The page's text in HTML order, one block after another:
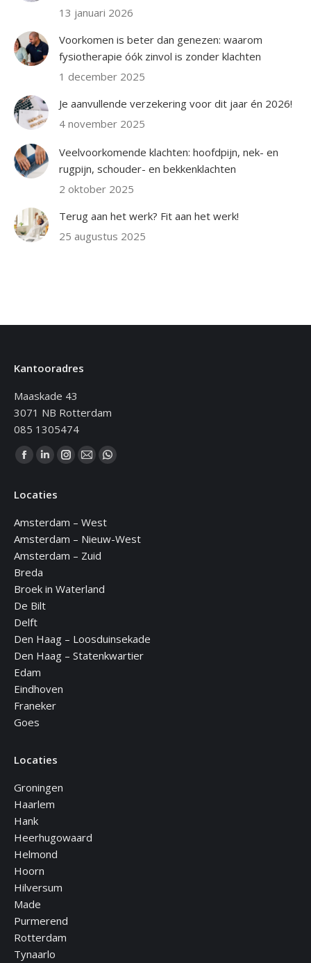
13 januari 2026
Voorkomen is beter dan genezen: waarom
fysiotherapie óók zinvol is zonder klachten
1 december 2025
Je aanvullende verzekering voor dit jaar én 2026!
4 november 2025
Veelvoorkomende klachten: hoofdpijn, nek- en
rugpijn, schouder- en bekkenklachten
2 oktober 2025
Terug aan het werk? Fit aan het werk!
25 augustus 2025
Kantooradres
Maaskade 43
3071 NB Rotterdam
085 1305474
Vind ons op:
Facebook
opens
new
window
Linkedin
opens
new
window
Instagram
new
window
Mail
in
new
window
WhatsApp
new
Locaties
Amsterdam – West
Amsterdam – Nieuw-West
Amsterdam – Zuid
Breda
Broek in Waterland
De Bilt
Delft
Den Haag – Loosduinsekade
Den Haag – Statenkwartier
Edam
Eindhoven
Franeker
Goes
Locaties
Groningen
Haarlem
Hank
Heerhugowaard
Helmond
Hoorn
Hilversum
Made
Purmerend
Rotterdam
Tynaarlo